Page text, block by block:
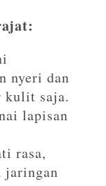
nyeri dan
kulit saja.
lapisan
rasa,
jaringan